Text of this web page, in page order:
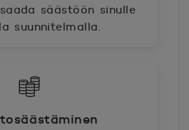
säästöön sinulle
suunnitelmalla.